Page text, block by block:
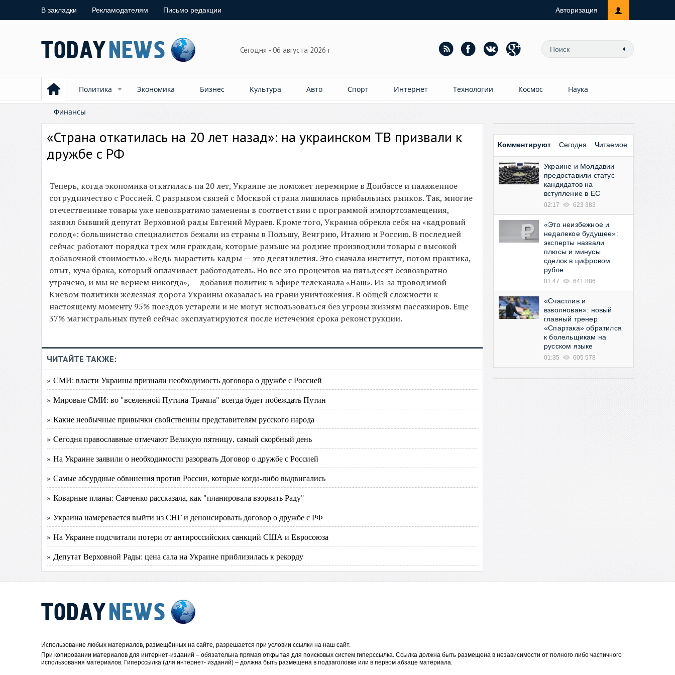
В закладки Рекламодателям Письмо редакции Авторизация
Сегодня - 06 августа 2026 г
Политика Экономика Бизнес Культура Авто Спорт Интернет Технологии Космос Наука
Финансы
«Страна откатилась на 20 лет назад»: на украинском ТВ призвали к
дружбе с РФ
Теперь, когда экономика откатилась на 20 лет, Украине не поможет перемирие в Донбассе и налаженное
сотрудничество с Россией. С разрывом связей с Москвой страна лишилась прибыльных рынков. Так, многие
отечественные товары уже невозвратимо заменены в соответствии с программой импортозамещения,
заявил бывший депутат Верховной рады Евгений Мураев. Кроме того, Украина обрекла себя на «кадровый
голод»: большинство специалистов бежали из страны в Польшу, Венгрию, Италию и Россию. В последней
сейчас работают порядка трех млн граждан, которые раньше на родине производили товары с высокой
добавочной стоимостью. «Ведь вырастить кадры — это десятилетия. Это сначала институт, потом практика,
опыт, куча брака, который оплачивает работодатель. Но все это процентов на пятьдесят безвозвратно
утрачено, и мы не вернем никогда», — добавил политик в эфире телеканала «Наш». Из-за проводимой
Киевом политики железная дорога Украины оказалась на грани уничтожения. В общей сложности к
настоящему моменту 95% поездов устарели и не могут использоваться без угрозы жизням пассажиров. Еще
37% магистральных путей сейчас эксплуатируются после истечения срока реконструкции.
ЧИТАЙТЕ ТАКЖЕ:
» СМИ: власти Украины признали необходимость договора о дружбе с Россией
» Мировые СМИ: во "вселенной Путина-Трампа" всегда будет побеждать Путин
» Какие необычные привычки свойственны представителям русского народа
» Cегодня православные отмечают Великую пятницу, самый скорбный день
» На Украине заявили о необходимости разорвать Договор о дружбе с Россией
» Самые абсурдные обвинения против России, которые когда-либо выдвигались
» Коварные планы: Савченко рассказала, как "планировала взорвать Раду"
» Украина намеревается выйти из СНГ и денонсировать договор о дружбе с РФ
» На Украине подсчитали потери от антироссийских санкций США и Евросоюза
» Депутат Верховной Рады: цена сала на Украине приблизилась к рекорду
Комментируют Сегодня Читаемое
Украине и Молдавии
предоставили статус
кандидатов на
вступление в ЕС
02:17 623 383
«Это неизбежное и
недалекое будущее»:
эксперты назвали
плюсы и минусы
сделок в цифровом
рубле
01:47 641 886
«Счастлив и
взволнован»: новый
главный тренер
«Спартака» обратился
к болельщикам на
русском языке
01:35 605 578
Использование любых материалов, размещённых на сайте, разрешается при условии ссылки на наш сайт.
При копировании материалов для интернет-изданий – обязательна прямая открытая для поисковых систем гиперссылка. Ссылка должна быть размещена в независимости от полного либо частичного
использования материалов. Гиперссылка (для интернет- изданий) – должна быть размещена в подзаголовке или в первом абзаце материала.